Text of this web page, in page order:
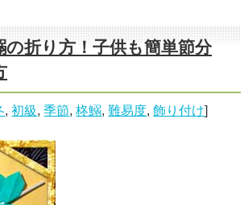
の折り方！子供も簡単節分
,初級,季節,柊鰯,難易度,飾り付け]